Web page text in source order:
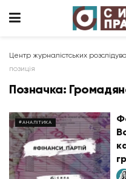
Центр журналістських
позиція
Позначка:
#АНАЛІТИКА